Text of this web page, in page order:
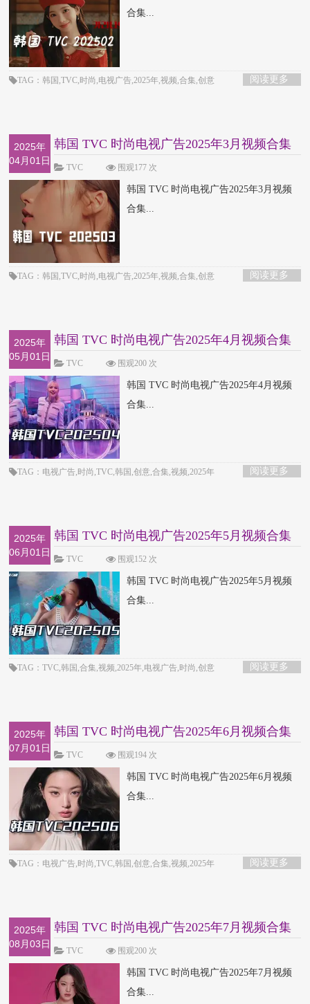
合集...
阅读更多
TAG：韩国,TVC,时尚,电视广告,2025年,视频,合集,创意
2025年
04月01日
韩国 TVC 时尚电视广告2025年3月视频合集
TVC 围观177 次
韩国 TVC 时尚电视广告2025年3月视频
合集...
阅读更多
TAG：韩国,TVC,时尚,电视广告,2025年,视频,合集,创意
2025年
05月01日
韩国 TVC 时尚电视广告2025年4月视频合集
TVC 围观200 次
韩国 TVC 时尚电视广告2025年4月视频
合集...
阅读更多
TAG：电视广告,时尚,TVC,韩国,创意,合集,视频,2025年
2025年
06月01日
韩国 TVC 时尚电视广告2025年5月视频合集
TVC 围观152 次
韩国 TVC 时尚电视广告2025年5月视频
合集...
阅读更多
TAG：TVC,韩国,合集,视频,2025年,电视广告,时尚,创意
2025年
07月01日
韩国 TVC 时尚电视广告2025年6月视频合集
TVC 围观194 次
韩国 TVC 时尚电视广告2025年6月视频
合集...
阅读更多
TAG：电视广告,时尚,TVC,韩国,创意,合集,视频,2025年
2025年
08月03日
韩国 TVC 时尚电视广告2025年7月视频合集
TVC 围观200 次
韩国 TVC 时尚电视广告2025年7月视频
合集...